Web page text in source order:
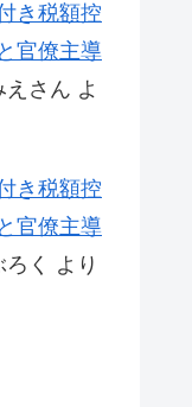
き税額控
官僚主導
えさん よ
き税額控
官僚主導
ろく より